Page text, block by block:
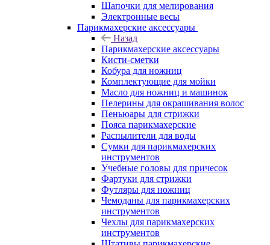
Шапочки для мелирования
Электронные весы
Парикмахерские аксессуары
Назад
Парикмахерские аксессуары
Кисти-сметки
Кобура для ножниц
Комплектующие для мойки
Масло для ножниц и машинок
Пелерины для окрашивания волос
Пеньюары для стрижки
Пояса парикмахерские
Распылители для воды
Сумки для парикмахерских
инструментов
Учебные головы для причесок
Фартуки для стрижки
Футляры для ножниц
Чемоданы для парикмахерских
инструментов
Чехлы для парикмахерских
инструментов